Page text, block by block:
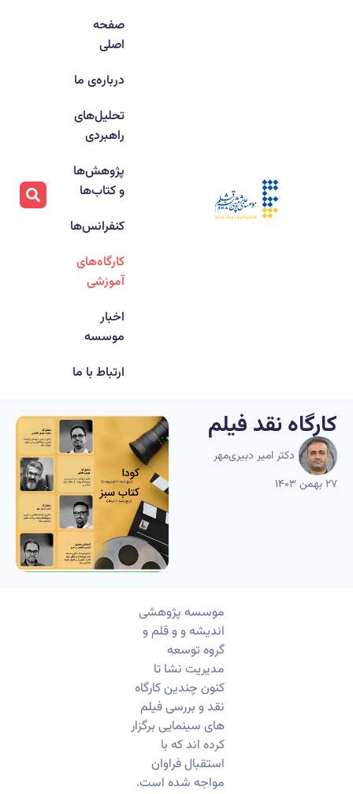
صفحه
اصلی
درباره‌ی ما
تحلیل‌های
راهبردی
پژوهش‌ها
و کتاب‌ها
کنفرانس‌ها
کارگاه‌های
آموزشی
اخبار
موسسه
ارتباط با ما
کارگاه نقد فیلم
دکتر امیر دبیری‌مهر
۲۷ بهمن ۱۴۰۳
موسسه پژوهشی
اندیشه و و قلم و
گروه توسعه
مدیریت نشا تا
کنون چندین کارگاه
نقد و بررسی فیلم
های سینمایی برگزار
کرده اند که با
استقبال فراوان
مواجه شده است.